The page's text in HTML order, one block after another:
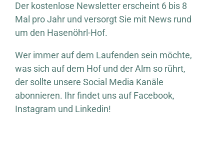
Der kostenlose Newsletter erscheint 6 bis 8
Mal pro Jahr und versorgt Sie mit News rund
um den Hasenöhrl-Hof.
Wer immer auf dem Laufenden sein möchte,
was sich auf dem Hof und der Alm so rührt,
der sollte unsere Social Media Kanäle
abonnieren. Ihr findet uns auf Facebook,
Instagram und Linkedin!